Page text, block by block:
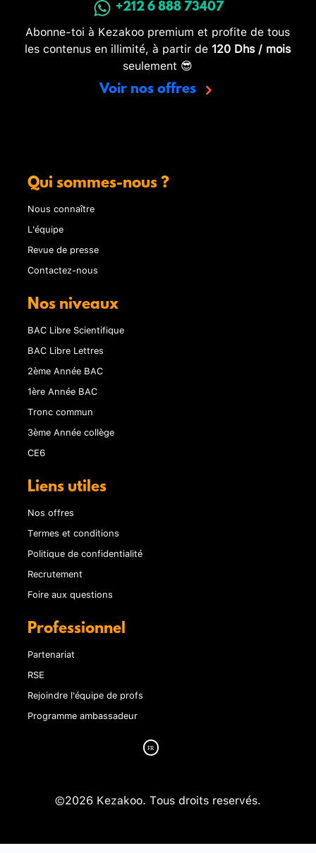
+212 6 888 73407
Abonne-toi à Kezakoo premium et profite de tous
les contenus en illimité, à partir de 120 Dhs / mois
seulement 😎
Voir nos offres
Qui sommes-nous ?
Nous connaître
L'équipe
Revue de presse
Contactez-nous
Nos niveaux
BAC Libre Scientifique
BAC Libre Lettres
2ème Année BAC
1ère Année BAC
Tronc commun
3ème Année collège
CE6
Liens utiles
Nos offres
Termes et conditions
Politique de confidentialité
Recrutement
Foire aux questions
Professionnel
Partenariat
RSE
Rejoindre l'équipe de profs
Programme ambassadeur
©2026 Kezakoo. Tous droits reservés.